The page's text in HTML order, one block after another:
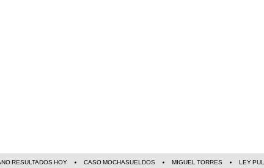
RESULTADOS HOY CASO MOCHASUELDOS MIGUEL TORRES LEY